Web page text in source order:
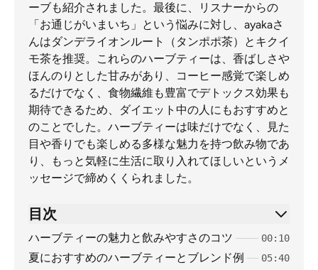
ーブも紹介されました。最後に、リスナーからの
「お通じがいまいち」という悩みに対し、ayakaさ
んはダンデライオンルート（タンポポ茶）とキクイ
モ茶を推奨。これらのハーブティーは、香ばしさや
ほんのりとした甘みがあり、コーヒー感覚で楽しめ
るだけでなく、食物繊維も豊富でデトックス効果も
期待できるため、ダイエット中の人にもおすすめと
のことでした。ハーブティーは味だけでなく、見た
目や香りでも楽しめる多様な魅力を持つ飲み物であ
り、もっと気軽に生活に取り入れてほしいというメ
ッセージで締めくくられました。
目次
ハーブティーの魅力と飲みやすさのコツ 00:10
夏におすすめのハーブティーとブレンド例 05:40